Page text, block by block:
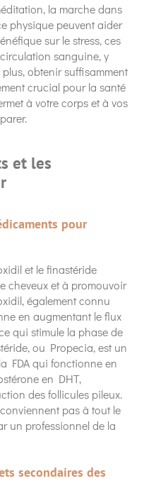
la marche dans
physique peuvent aider
sur le stress, ces
sanguine, y
obtenir suffisamment
crucial pour la santé
à votre corps et à vos
et les
pour
et le finastéride
cheveux et à promouvoir
également connu
en augmentant le flux
qui stimule la phase de
ou Propecia, est un
FDA qui fonctionne en
en DHT,
des follicules pileux.
pas à tout le
un professionnel de la
secondaires des